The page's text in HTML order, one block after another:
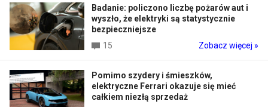
Badanie: policzono liczbę pożarów aut i
wyszło, że elektryki są statystycznie
bezpieczniejsze
15
Zobacz więcej »
Pomimo szydery i śmieszków,
elektryczne Ferrari okazuje się mieć
całkiem niezłą sprzedaż